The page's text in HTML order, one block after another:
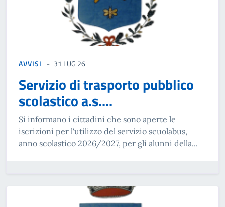
AVVISI 31 LUG 26
Servizio di trasporto pubblico
scolastico a.s....
Si informano i cittadini che sono aperte le
iscrizioni per l'utilizzo del servizio scuolabus,
anno scolastico 2026/2027, per gli alunni della...